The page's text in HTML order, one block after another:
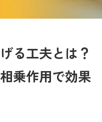
る工夫とは？
乗作用で効果